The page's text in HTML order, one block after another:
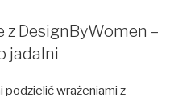
z DesignByWomen –
jadalni
podzielić wrażeniami z